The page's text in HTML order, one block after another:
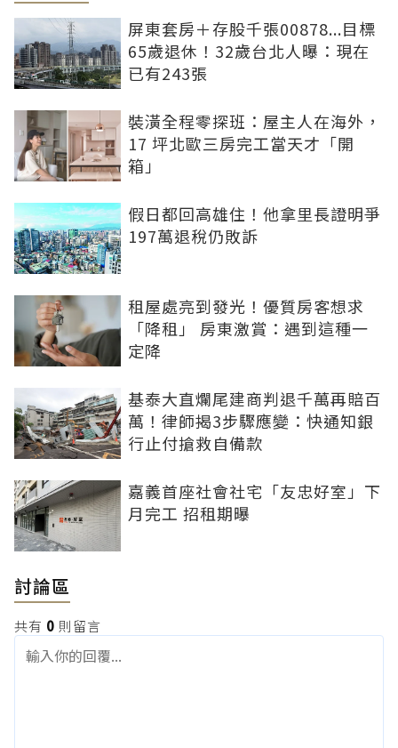
屏東套房＋存股千張00878...目標
65歲退休！32歲台北人曝：現在
已有243張
裝潢全程零探班：屋主人在海外，
17 坪北歐三房完工當天才「開
箱」
假日都回高雄住！他拿里長證明爭
197萬退稅仍敗訴
租屋處亮到發光！優質房客想求
「降租」 房東激賞：遇到這種一
定降
基泰大直爛尾建商判退千萬再賠百
萬！律師揭3步驟應變：快通知銀
行止付搶救自備款
嘉義首座社會社宅「友忠好室」下
月完工 招租期曝
討論區
共有 0 則留言